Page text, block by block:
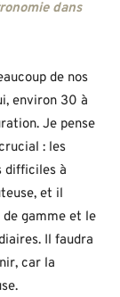
dans
de nos
environ 30 à
Je pense
: les
difficiles à
et il
gamme et le
Il faudra
car la